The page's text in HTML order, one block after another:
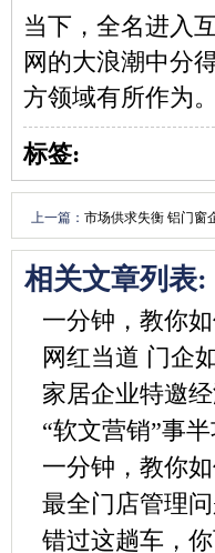
当下，全名进入
网的大浪潮中分
方领域有所作为。
标签:
上一篇： 市场供求失衡 铝门窗
相关文章列表:
一分钟，教你
网红当道 门企
家居企业特邀
“软文营销”事
一分钟，教你
最全门店管理
错过这趟车，